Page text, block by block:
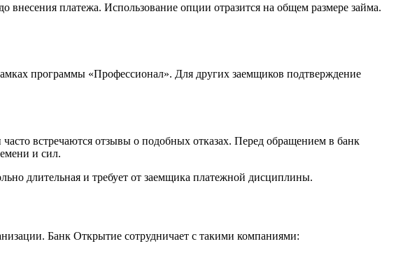
платежа. Использование опции отразится на общем размере займа.
программы «Профессионал». Для других заемщиков подтверждение
встречаются отзывы о подобных отказах. Перед обращением в банк
и сил.
длительная и требует от заемщика платежной дисциплины.
Банк Открытие сотрудничает с такими компаниями: